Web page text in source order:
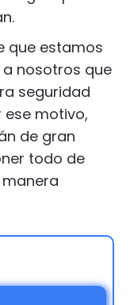
que estamos
nosotros que
seguridad
motivo,
de gran
todo de